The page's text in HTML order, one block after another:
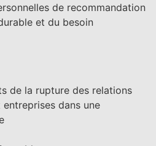
de recommandation
et du besoin
de la rupture des relations
dans une